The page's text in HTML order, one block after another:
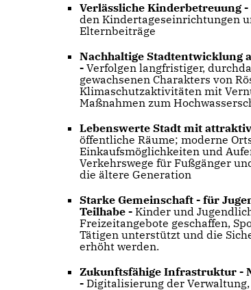
Verlässliche Kinderbetreuung -
den Kindertageseinrichtungen
Elternbeiträge
Nachhaltige Stadtentwicklung
- Verfolgen langfristiger,
gewachsenen Charakters von
Klimaschutzaktivitäten mit
Maßnahmen zum
Lebenswerte Stadt mit
öffentliche Räume; moderne
Einkaufsmöglichkeiten und
Verkehrswege für Fußgänger
die ältere Generation
Starke Gemeinschaft - für
Teilhabe - Kinder und
Freizeitangebote geschaffen,
Tätigen unterstützt und die
erhöht werden.
Zukunftsfähige Infrastruktur -
- Digitalisierung der